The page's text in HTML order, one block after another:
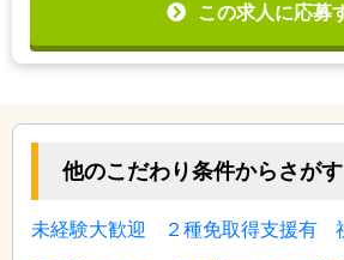
この求人に応募
他のこだわり条件からさがす
未経験大歓迎 ２種免取得支援有